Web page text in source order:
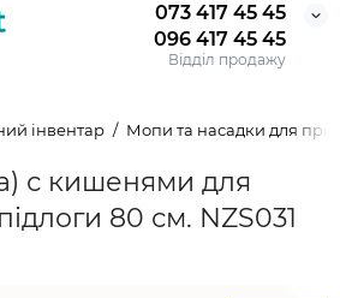
073 417 45 45
096 417 45 45
Відділ продажу
інвентар Мопи та насадки для
с кишенями для
80 см. NZS031